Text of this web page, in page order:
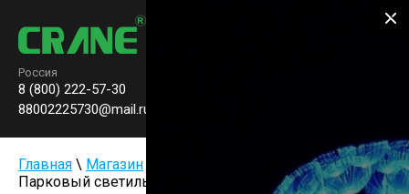
Россия
8 (800) 222-57-30
88002225730@mail.ru
Главная \ Магазин Парковые светильники LED\
Парковый светильник серия СТРИТ-4